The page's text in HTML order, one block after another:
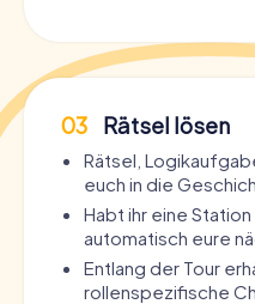
03 Rätsel lösen
Rätsel,
euch in die
Habt ihr eine
automatisch eure
Entlang der Tour
rollenspezifische